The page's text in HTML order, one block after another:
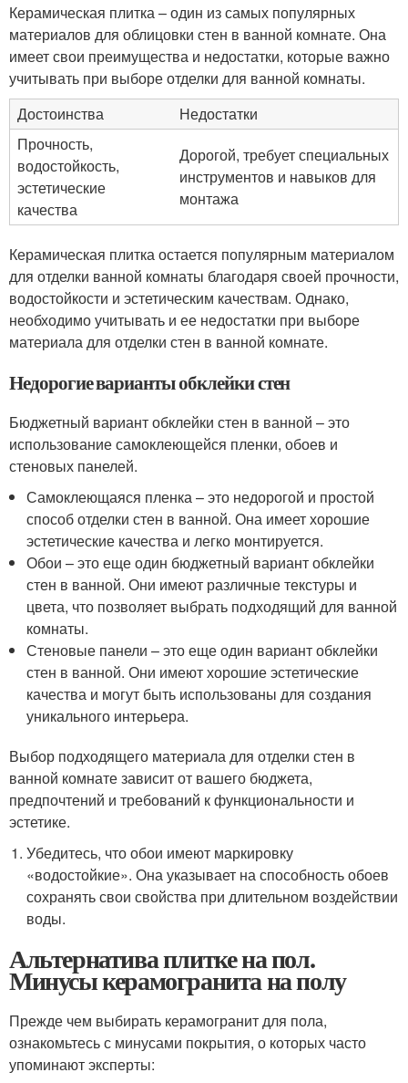
Керамическая плитка – один из самых популярных
материалов для облицовки стен в ванной комнате. Она
имеет свои преимущества и недостатки, которые важно
учитывать при выборе отделки для ванной комнаты.
Достоинства
Недостатки
Прочность,
водостойкость,
эстетические
качества
Дорогой, требует специальных
инструментов и навыков для
монтажа
Керамическая плитка остается популярным материалом
для отделки ванной комнаты благодаря своей прочности,
водостойкости и эстетическим качествам. Однако,
необходимо учитывать и ее недостатки при выборе
материала для отделки стен в ванной комнате.
Недорогие варианты обклейки стен
Бюджетный вариант обклейки стен в ванной – это
использование самоклеющейся пленки, обоев и
стеновых панелей.
Самоклеющаяся пленка – это недорогой и простой
способ отделки стен в ванной. Она имеет хорошие
эстетические качества и легко монтируется.
Обои – это еще один бюджетный вариант обклейки
стен в ванной. Они имеют различные текстуры и
цвета, что позволяет выбрать подходящий для ванной
комнаты.
Стеновые панели – это еще один вариант обклейки
стен в ванной. Они имеют хорошие эстетические
качества и могут быть использованы для создания
уникального интерьера.
Выбор подходящего материала для отделки стен в
ванной комнате зависит от вашего бюджета,
предпочтений и требований к функциональности и
эстетике.
Убедитесь, что обои имеют маркировку
«водостойкие». Она указывает на способность обоев
сохранять свои свойства при длительном воздействии
воды.
Альтернатива плитке на пол.
Минусы керамогранита на полу
Прежде чем выбирать керамогранит для пола,
ознакомьтесь с минусами покрытия, о которых часто
упоминают эксперты: